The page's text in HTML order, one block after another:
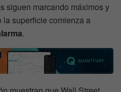
siguen marcando máximos y
la superficie comienza a
.